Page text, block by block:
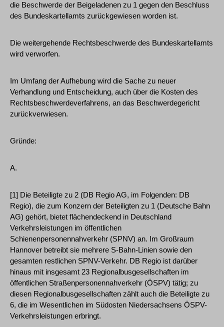
die Beschwerde der Beigeladenen zu 1 gegen den Beschluss
des Bundeskartellamts zurückgewiesen worden ist.
Die weitergehende Rechtsbeschwerde des Bundeskartellamts
wird verworfen.
Im Umfang der Aufhebung wird die Sache zu neuer
Verhandlung und Entscheidung, auch über die Kosten des
Rechtsbeschwerdeverfahrens, an das Beschwerdegericht
zurückverwiesen.
Gründe:
A.
[1] Die Beteiligte zu 2 (DB Regio AG, im Folgenden: DB
Regio), die zum Konzern der Beteiligten zu 1 (Deutsche Bahn
AG) gehört, bietet flächendeckend in Deutschland
Verkehrsleistungen im öffentlichen
Schienenpersonennahverkehr (SPNV) an. Im Großraum
Hannover betreibt sie mehrere S-Bahn-Linien sowie den
gesamten restlichen SPNV-Verkehr. DB Regio ist darüber
hinaus mit insgesamt 23 Regionalbusgesellschaften im
öffentlichen Straßenpersonennahverkehr (ÖSPV) tätig; zu
diesen Regionalbusgesellschaften zählt auch die Beteiligte zu
6, die im Wesentlichen im Südosten Niedersachsens ÖSPV-
Verkehrsleistungen erbringt.